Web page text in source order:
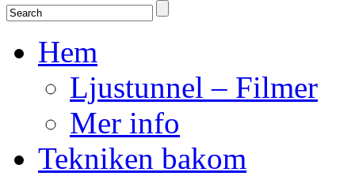
Hem
Ljustunnel – Filmer
Mer info
Tekniken bakom